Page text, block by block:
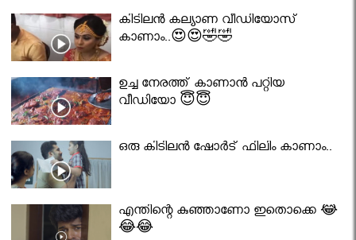
കിടിലൻ കല്യാണ വീഡിയോസ്
കാണാം..😍😍🤣🤣
ഉച്ച നേരത്ത് കാണാൻ പറ്റിയ
വീഡിയോ 😇😇
ഒരു കിടിലൻ ഷോർട് ഫിലിം കാണാം..
എന്തിന്റെ കുഞ്ഞാണോ ഇതൊക്കെ 😂
😂😂